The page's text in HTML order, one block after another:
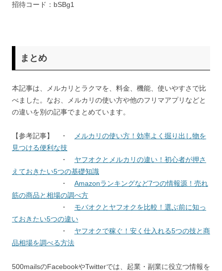
招待コード：bSBg1
まとめ
本記事は、メルカリとラクマを、料金、機能、使いやすさで比
べました。なお、メルカリの使い方や他のフリマアプリなどと
の違いを別の記事でまとめています。
【参考記事】 ・
メルカリの使い方！効率よく掘り出し物を
見つける便利な技
・ ヤフオクとメルカリの違い！初心者が押さ
えておきたい5つの基礎知識
・ Amazonランキングなど7つの情報源！売れ
筋の商品と相場の調べ方
・ モバオクとヤフオクを比較！選ぶ前に知っ
ておきたい5つの違い
・ ヤフオクで稼ぐ！安く仕入れる5つの技と商
品相場を調べる方法
500mailsのFacebookやTwitterでは、起業・副業に役立つ情報を